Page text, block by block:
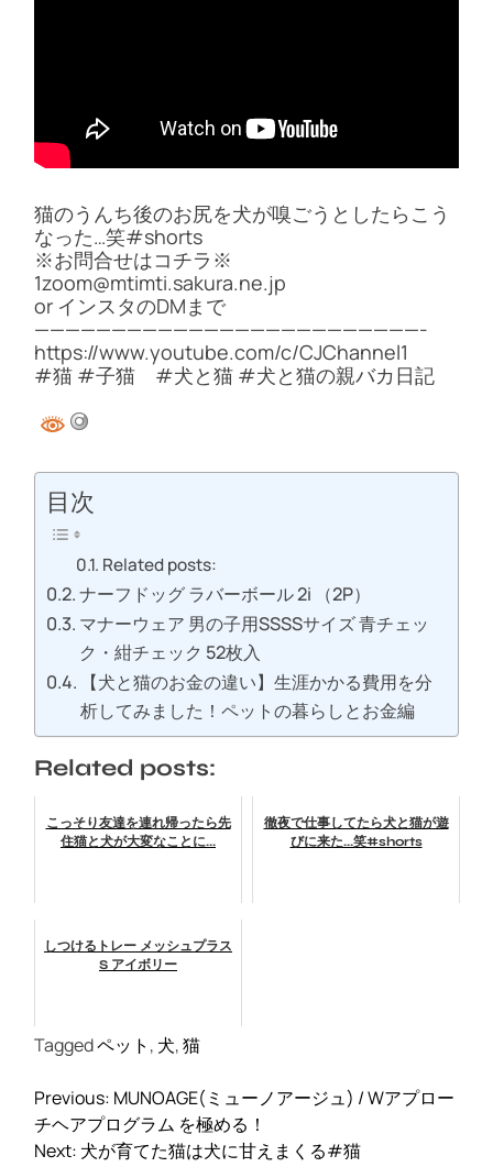
猫のうんち後のお尻を犬が嗅ごうとしたらこう
なった…笑#shorts
※お問合せはコチラ※
1zoom@mtimti.sakura.ne.jp
or インスタのDMまで
—————————————————————————-
https://www.youtube.com/c/CJChannel1
#猫 #子猫 #犬と猫 #犬と猫の親バカ日記
目次
Related posts:
ナーフドッグ ラバーボール 2i （2P）
マナーウェア 男の子用SSSSサイズ 青チェッ
ク・紺チェック 52枚入
【犬と猫のお金の違い】生涯かかる費用を分
析してみました！ペットの暮らしとお金編
Related posts:
こっそり友達を連れ帰ったら先
住猫と犬が大変なことに...
徹夜で仕事してたら犬と猫が遊
びに来た...笑#shorts
しつけるトレー メッシュプラス
S アイボリー
Taggedペット , 犬,猫
投
稿
ナ
Previous: MUNOAGE(ミューノアージュ) / Wアプロー
チヘアプログラム を極める！
Next: 犬が育てた猫は犬に甘えまくる#猫